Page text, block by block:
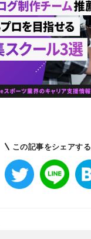
この記事をシェアする